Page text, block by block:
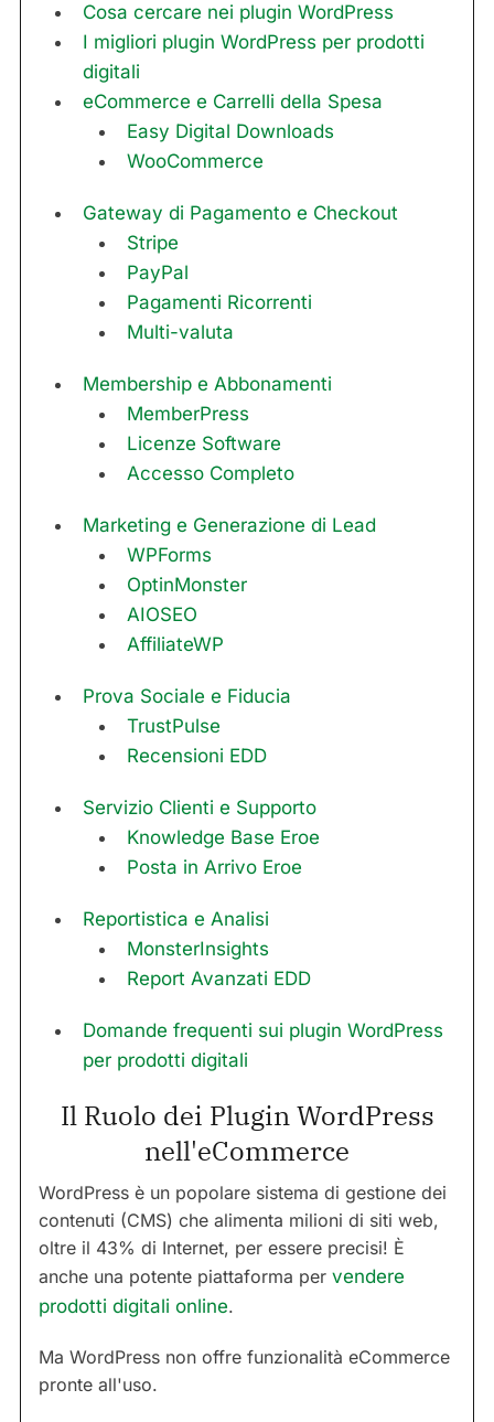
Cosa cercare nei plugin WordPress
I migliori plugin WordPress per prodotti
digitali
eCommerce e Carrelli della Spesa
Easy Digital Downloads
WooCommerce
Gateway di Pagamento e Checkout
Stripe
PayPal
Pagamenti Ricorrenti
Multi-valuta
Membership e Abbonamenti
MemberPress
Licenze Software
Accesso Completo
Marketing e Generazione di Lead
WPForms
OptinMonster
AIOSEO
AffiliateWP
Prova Sociale e Fiducia
TrustPulse
Recensioni EDD
Servizio Clienti e Supporto
Knowledge Base Eroe
Posta in Arrivo Eroe
Reportistica e Analisi
MonsterInsights
Report Avanzati EDD
Domande frequenti sui plugin WordPress
per prodotti digitali
Il Ruolo dei Plugin WordPress
nell'eCommerce
WordPress è un popolare sistema di gestione dei
contenuti (CMS) che alimenta milioni di siti web,
oltre il 43% di Internet, per essere precisi! È
anche una potente piattaforma per vendere
prodotti digitali online.
Ma WordPress non offre funzionalità eCommerce
pronte all'uso.